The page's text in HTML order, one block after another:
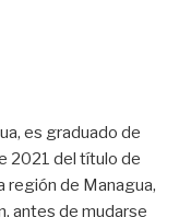
es graduado de
2021 del título de
región de Managua,
antes de mudarse